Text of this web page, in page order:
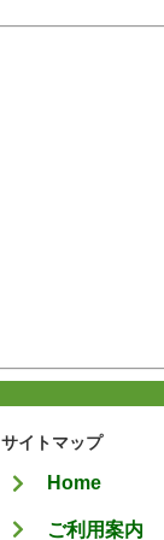
サイトマップ
Home
ご利用案内